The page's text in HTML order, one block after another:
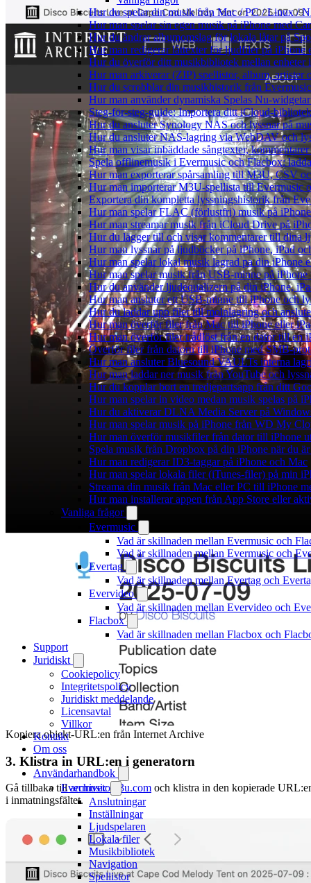
Hur du spelar din musik från Mac / PC / Linux /
Hur man spelar sin egen musik på iPhone med
Hur du ändrar albumomslag för lokala låtar på
Hur man redigerar låttexter för ljudfiler på iPhone
Hur du överför ditt musikbibliotek mellan enheter
Hur man arkiverar (ZIP) spellistor, album, artister
Hur du scrobblar din musikhistorik från
Hur man använder dynamiska Spelas Nu-
Steg-för-steg-guide: Importera ditt iCloud-
Hur du ansluter Synology NAS och lyssnar på
Hur du ansluter NAS-lagring via WebDAV och
Hur man visar inbäddade sångtexter,
Spela offlinemusik i Evermusic och Flacbox:
Hur man exporterar spårsamling till M3U, CSV
Hur man importerar M3U-spellista till Evermusic
Exportera din kompletta lyssningshistorik från
Hur man spelar FLAC (förlustfri) musik på iPhone
Hur man streamar musik från iCloud Drive på
Hur du lägger till och visar kommentarer till dina
Hur man lyssnar på ljudböcker på iPhone, iPad
Hur man spelar lokal musik lagrad pa din iPhone
Hur man spelar musik från USB-minne på
Hur du använder ljudequalizern på din iPhone,
Hur man ansluter ett USB-minne till iPhone och
Hur du laddar upp filer till molnlagring och
Hur man överför filer från Mac till iPhone eller
Hur man överför filer trådlöst från en dator till en
Överför filer från datorn till iPhone med SMB-
Hur man ansluter Bluesound VAULTs interna
Hur man laddar ner musik från YouTube och
Hur du kopplar bort en tredjepartsapp från ditt
Hur man spelar in video medan musik spelas på
Hur du aktiverar DLNA Media Server på
Hur man spelar musik på iPhone från WD My
Hur man överför musikfiler från dator till iPhone
Spela musik från Dropbox på din iPhone när du
Hur man redigerar ID3-taggar på iPhone och Mac
Hur man spelar lokala filer (iTunes-filer) på min
Streama din musik från Mac eller PC till iPhone
Hur man installerar appen från App Store eller
Vanliga frågor
Evermusic
Vad är skillnaden mellan Evermusic och
Vad är skillnaden mellan Evermusic och
Evertag
Vad är skillnaden mellan Evertag och
Evervideo
Vad är skillnaden mellan Evervideo och
Flacbox
Vad är skillnaden mellan Flacbox och
Support
Juridiskt
Cookiepolicy
Integritetspolicy
Juridiskt meddelande
Licensavtal
Villkor
Kontakt
Om oss
Användarhandbok
Evermusic
Anslutningar
Inställningar
Ljudspelaren
Lokala filer
Musikbibliotek
Navigation
Spellistor
Kopiera objekt-URL:en från Internet Archive
3. Klistra in URL:en i generatorn
Gå tillbaka tillarchivetom3u.com och klistra in den kopierade
i inmatningsfältet.